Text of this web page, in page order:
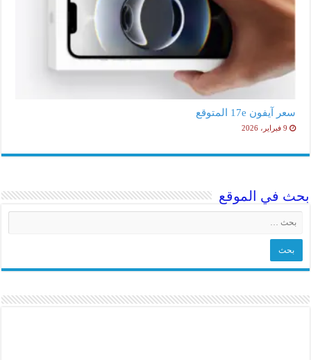
سعر آيفون 17e المتوقع
9 فبراير، 2026
بحث في الموقع